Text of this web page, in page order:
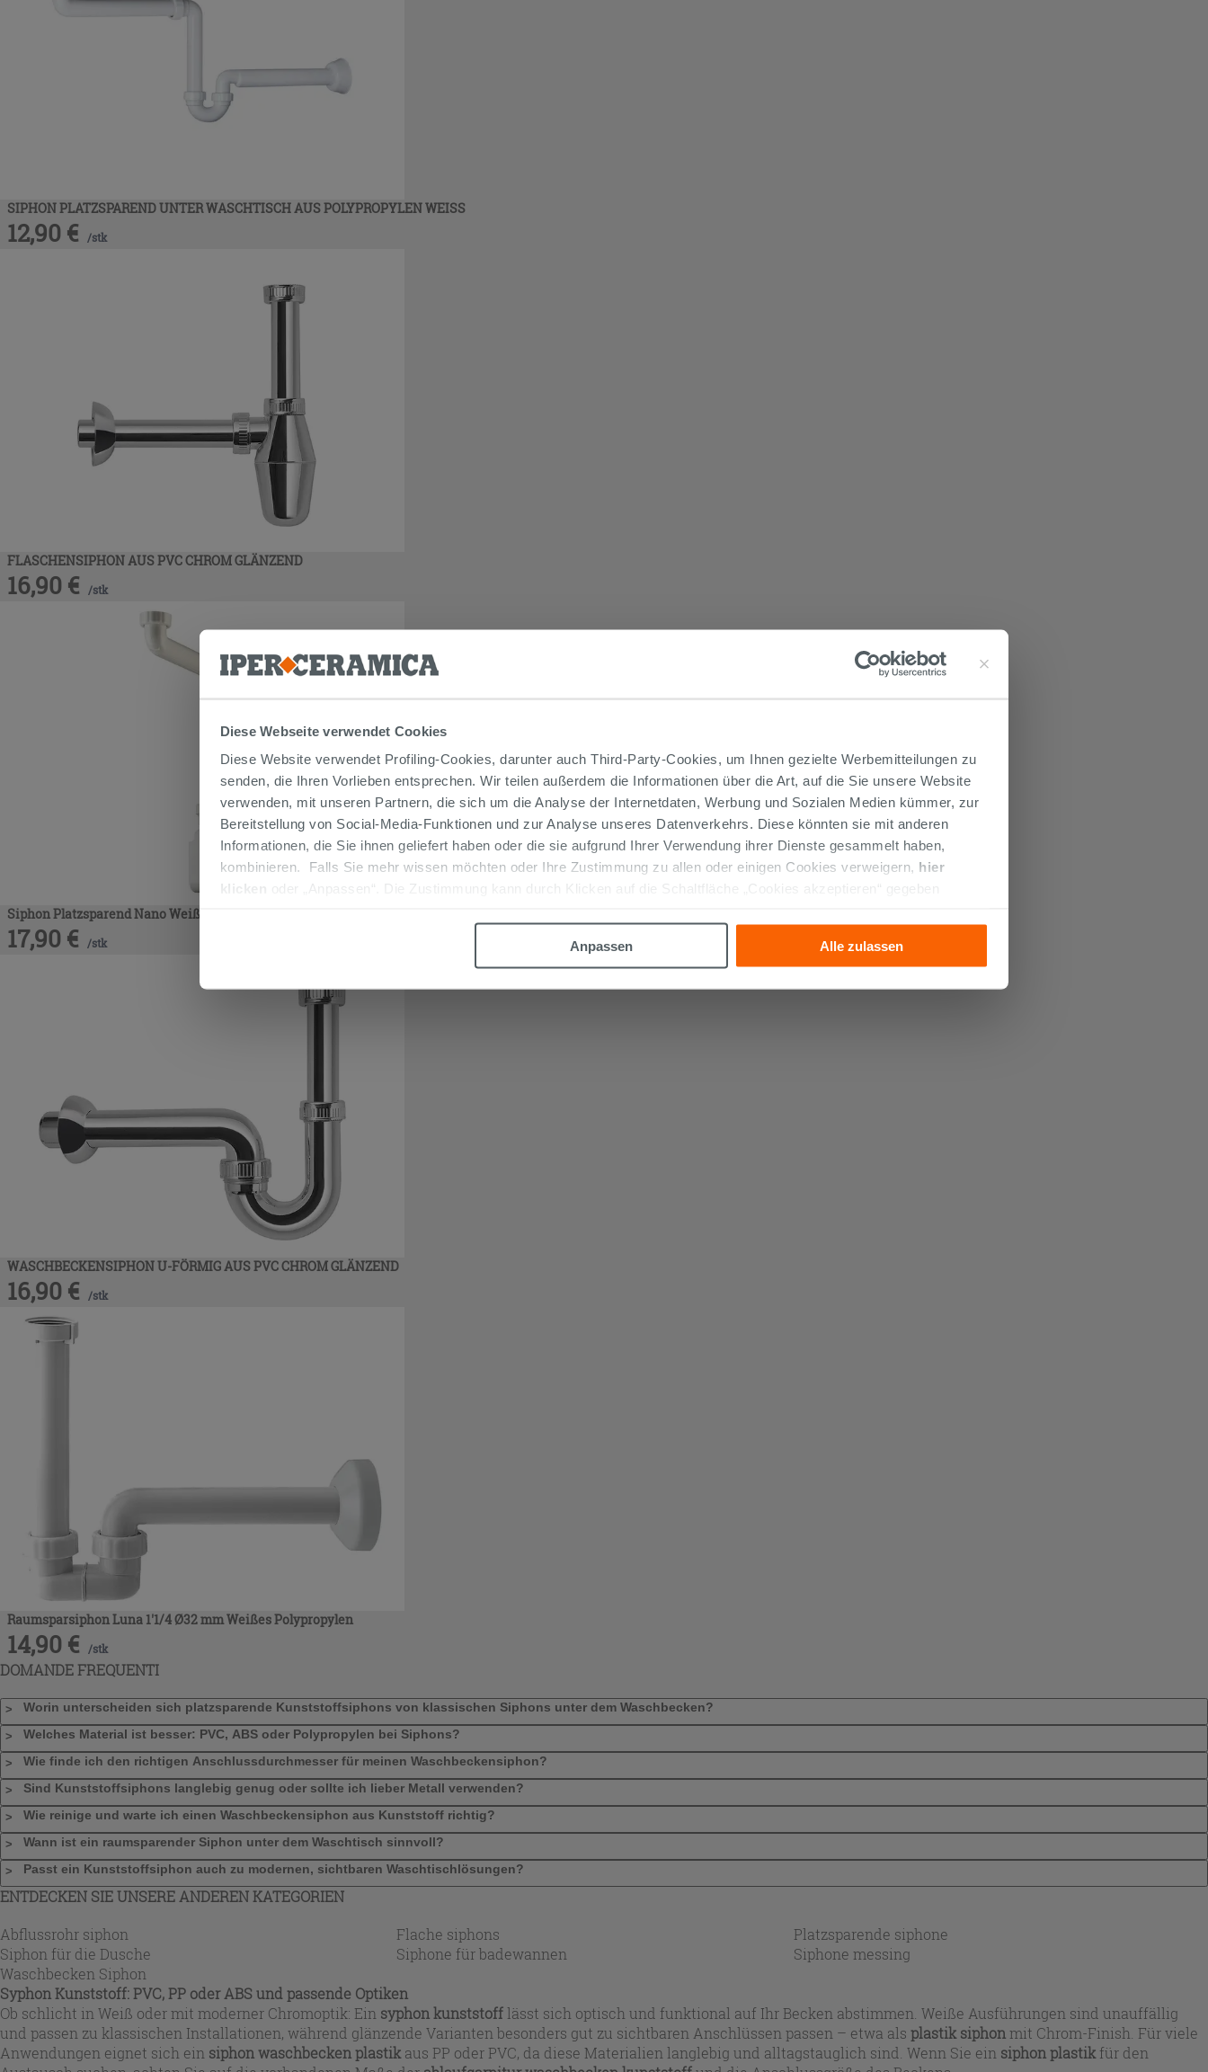
Diese Webseite verwendet Cookies
Diese Website verwendet Profiling-Cookies, darunter auch Third-Party-Cookies, um Ihnen gezielte Werbemitteilungen zu
senden, die Ihren Vorlieben entsprechen. Wir teilen außerdem die Informationen über die Art, auf die Sie unsere Website
verwenden, mit unseren Partnern, die sich um die Analyse der Internetdaten, Werbung und Sozialen Medien kümmer, zur
Bereitstellung von Social-Media-Funktionen und zur Analyse unseres Datenverkehrs. Diese könnten sie mit anderen
Informationen, die Sie ihnen geliefert haben oder die sie aufgrund Ihrer Verwendung ihrer Dienste gesammelt haben,
kombinieren. Falls Sie mehr wissen möchten oder Ihre Zustimmung zu allen oder einigen Cookies verweigern, hier
klicken
oder „Anpassen“. Die Zustimmung kann durch Klicken auf die Schaltfläche „Cookies akzeptieren“ gegeben
Anpassen
Alle zulassen
SIPHON PLATZSPAREND UNTER WASCHTISCH AUS POLYPROPYLEN WEISS
12,90 € /stk
FLASCHENSIPHON AUS PVC CHROM GLÄNZEND
16,90 € /stk
Siphon Platzsparend Nano Weiß
17,90 € /stk
WASCHBECKENSIPHON U-FÖRMIG AUS PVC CHROM GLÄNZEND
16,90 € /stk
Raumsparsiphon Luna 1'1/4 Ø32 mm Weißes Polypropylen
14,90 € /stk
DOMANDE FREQUENTI
Worin unterscheiden sich platzsparende Kunststoffsiphons von klassischen Siphons unter dem Waschbecken?
Welches Material ist besser: PVC, ABS oder Polypropylen bei Siphons?
Wie finde ich den richtigen Anschlussdurchmesser für meinen Waschbeckensiphon?
Sind Kunststoffsiphons langlebig genug oder sollte ich lieber Metall verwenden?
Wie reinige und warte ich einen Waschbeckensiphon aus Kunststoff richtig?
Wann ist ein raumsparender Siphon unter dem Waschtisch sinnvoll?
Passt ein Kunststoffsiphon auch zu modernen, sichtbaren Waschtischlösungen?
ENTDECKEN SIE UNSERE ANDEREN KATEGORIEN
Abflussrohr siphon
Flache siphons
Platzsparende siphone
Siphon für die Dusche
Siphone für badewannen
Siphone messing
Waschbecken Siphon
Syphon Kunststoff: PVC, PP oder ABS und passende Optiken
Ob schlicht in Weiß oder mit moderner Chromoptik: Ein syphon kunststoff lässt sich optisch und funktional auf Ihr Becken abstimmen. Weiße Ausführungen sind unauffällig
und passen zu klassischen Installationen, während glänzende Varianten besonders gut zu sichtbaren Anschlüssen passen – etwa als plastik siphonmit Chrom-Finish. Für viele
Anwendungen eignet sich ein siphon waschbecken plastik aus PP oder PVC, da diese Materialien langlebig und alltagstauglich sind. Wenn Sie ein siphon plastik für den